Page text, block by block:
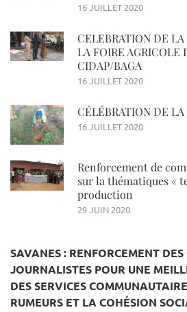
16 JUILLET 2020
CELEBRATION DE
LA FOIRE AGRICOLE
CIDAP/BAGA
16 JUILLET 2020
CÉLÉBRATION DE LA
16 JUILLET 2020
Renforcement de
sur la thématiques «
production
29 JUIN 2020
SAVANES : RENFORCEMENT DES
JOURNALISTES POUR UNE
DES SERVICES
RUMEURS ET LA COHÉSION